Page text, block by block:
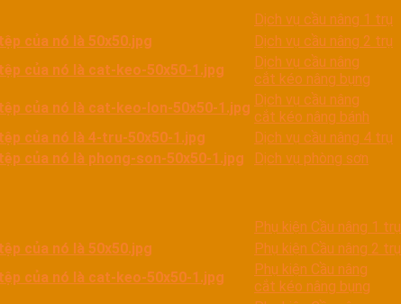
Dịch vụ cầu nâng 1 trụ
Dịch vụ cầu nâng 2 trụ
Dịch vụ cầu nâng
cắt kéo nâng bụng
Dịch vụ cầu nâng
cắt kéo nâng bánh
Dịch vụ cầu nâng 4 trụ
Dịch vụ phòng sơn
Phụ kiện Cầu nâng 1 trụ
Phụ kiện Cầu nâng 2 trụ
Phụ kiện Cầu nâng
cắt kéo nâng bụng